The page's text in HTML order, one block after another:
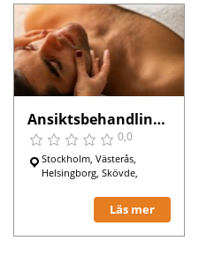
Ansiktsbehandling för män
0,0
Stockholm, Västerås,
Helsingborg, Skövde,
Läs mer